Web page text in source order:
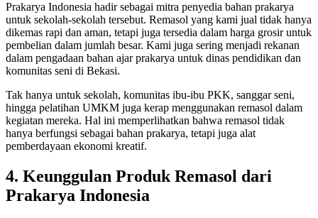
Prakarya Indonesia hadir sebagai mitra penyedia bahan prakarya
untuk sekolah-sekolah tersebut. Remasol yang kami jual tidak hanya
dikemas rapi dan aman, tetapi juga tersedia dalam harga grosir untuk
pembelian dalam jumlah besar. Kami juga sering menjadi rekanan
dalam pengadaan bahan ajar prakarya untuk dinas pendidikan dan
komunitas seni di Bekasi.
Tak hanya untuk sekolah, komunitas ibu-ibu PKK, sanggar seni,
hingga pelatihan UMKM juga kerap menggunakan remasol dalam
kegiatan mereka. Hal ini memperlihatkan bahwa remasol tidak
hanya berfungsi sebagai bahan prakarya, tetapi juga alat
pemberdayaan ekonomi kreatif.
4. Keunggulan Produk Remasol dari
Prakarya Indonesia